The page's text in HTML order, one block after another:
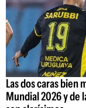
Las dos caras bien
Mundial 2026 y de